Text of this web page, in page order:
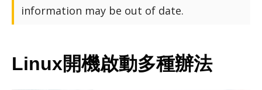
information may be out of date.
Linux開機啟動多種辦法